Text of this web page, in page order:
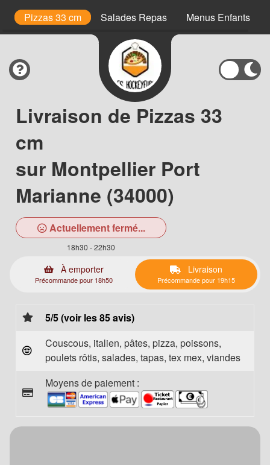
Pizzas 33 cm Salades Repas Menus Enfants
Livraison de Pizzas 33
cm
sur Montpellier Port
Marianne (34000)
Actuellement fermé...
18h30 - 22h30
À emporter
Précommande pour 18h50
Livraison
Précommande pour 19h15
5/5 (voir les 85 avis)
Couscous, italien, pâtes, pizza, poissons,
poulets rôtis, salades, tapas, tex mex, viandes
Moyens de paiement :